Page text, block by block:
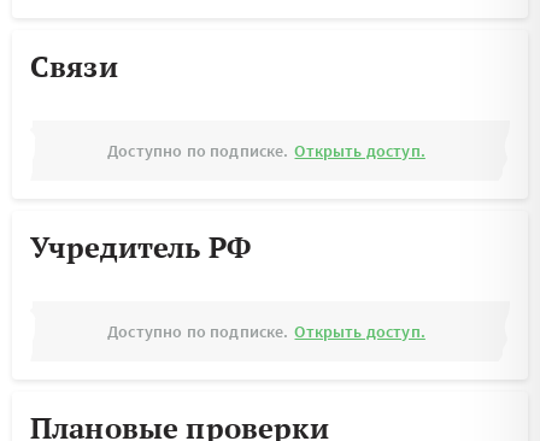
Связи
Доступно по подписке. Открыть доступ.
Учредитель РФ
Доступно по подписке. Открыть доступ.
Плановые проверки